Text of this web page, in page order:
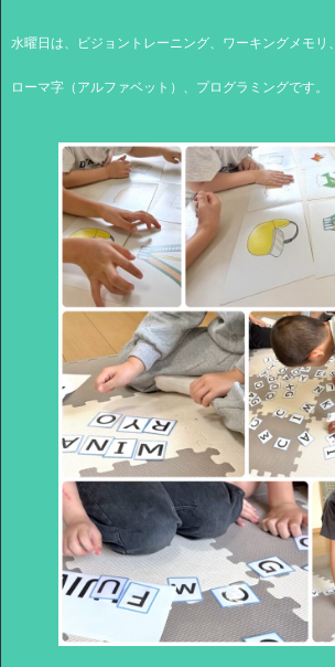
水曜日は、ビジョントレーニング、ワーキングメモリ、
ローマ字（アルファベット）、プログラミングです。